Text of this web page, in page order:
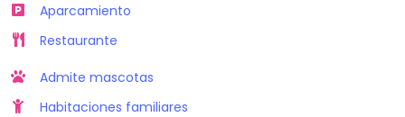
Aparcamiento
Restaurante
Admite mascotas
Habitaciones familiares